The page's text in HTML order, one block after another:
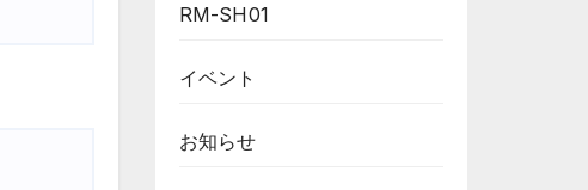
RM-SH01
イベント
お知らせ